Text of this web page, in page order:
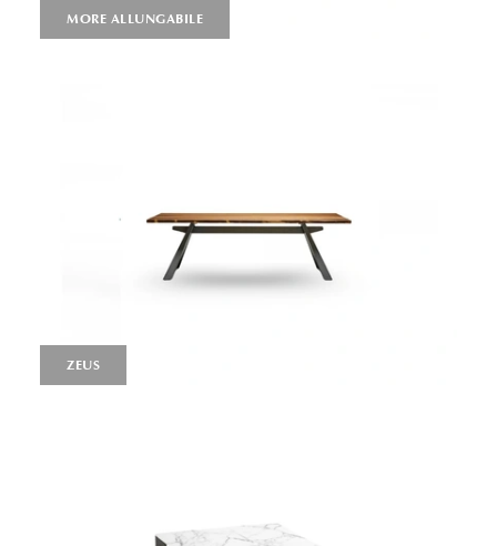
MORE ALLUNGABILE
ZEUS